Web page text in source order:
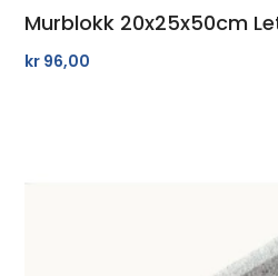
Murblokk 20x25x50cm
kr 96,00